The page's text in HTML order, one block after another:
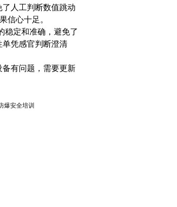
人工判断数值跳动
信心十足。
稳定和准确，避免了
凭感官判断澄清
备有问题，需要更新
爆安全培训